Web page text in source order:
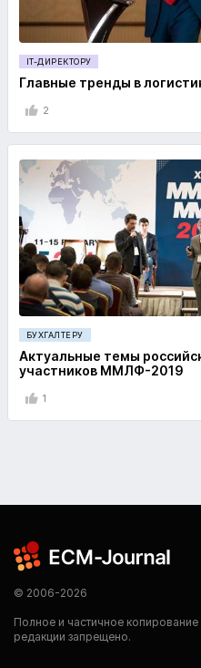
IT-ДИРЕКТОРУ
Главные тренды в
2
БУХГАЛТЕРУ
Актуальные темы
участников ММЛФ-2019
1
© 2006-2026
Полное и частичное
редакции запрещено.